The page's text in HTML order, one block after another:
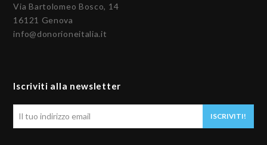
Via Bartolomeo Bosco, 14
16121 Genova
info@donorioneitalia.it
Iscriviti alla newsletter
ISCRIVITI!